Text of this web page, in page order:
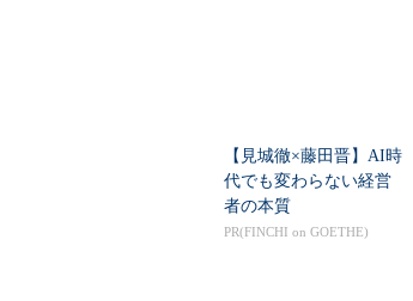
【見城徹×藤田晋】AI時
代でも変わらない経営
者の本質
PR(FINCHI on GOETHE)